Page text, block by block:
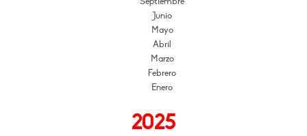
Junio
Mayo
Abril
Marzo
Febrero
Enero
2025